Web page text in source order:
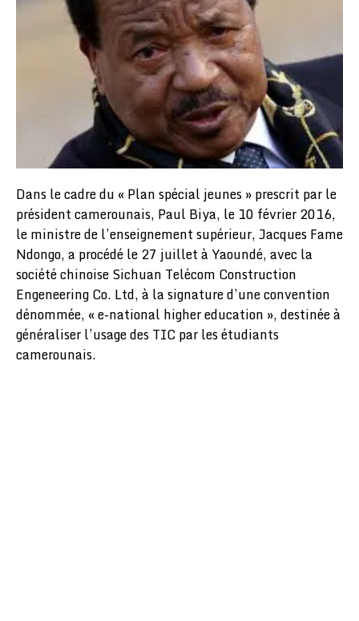
Dans le cadre du « Plan spécial jeunes » prescrit par le
président camerounais, Paul Biya, le 10 février 2016,
le ministre de l’enseignement supérieur, Jacques Fame
Ndongo, a procédé le 27 juillet à Yaoundé, avec la
société chinoise Sichuan Telécom Construction
Engeneering Co. Ltd, à la signature d’une convention
dénommée, « e-national higher education », destinée à
généraliser l’usage des TIC par les étudiants
camerounais.